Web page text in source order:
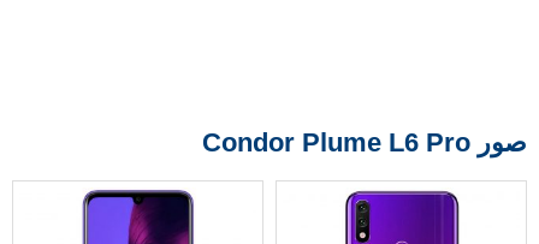
صور Condor Plume L6 Pro